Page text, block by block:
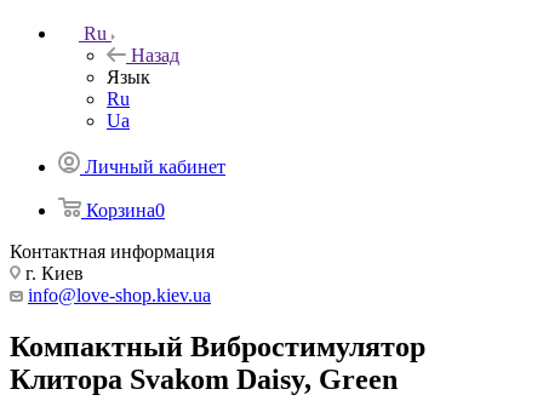
Ru
Назад
Язык
Ru
Ua
Личный кабинет
Корзина0
Контактная информация
г. Киев
info@love-shop.kiev.ua
Компактный Вибростимулятор
Клитора Svakom Daisy, Green